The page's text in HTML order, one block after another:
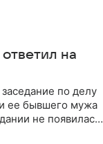
на
по делу
ее бывшего мужа
не появилась.